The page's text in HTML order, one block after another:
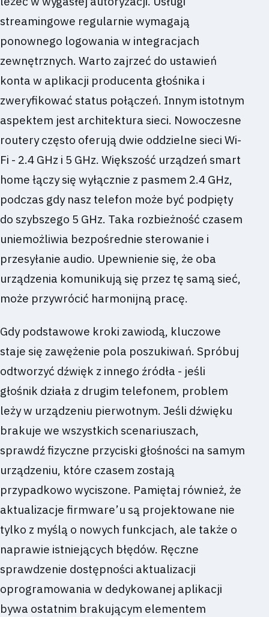
streamingowe regularnie wymagają
ponownego logowania w integracjach
zewnętrznych. Warto zajrzeć do ustawień
konta w aplikacji producenta głośnika i
zweryfikować status połączeń. Innym istotnym
aspektem jest architektura sieci. Nowoczesne
routery często oferują dwie oddzielne sieci Wi-
Fi - 2.4 GHz i 5 GHz. Większość urządzeń smart
home łączy się wyłącznie z pasmem 2.4 GHz,
podczas gdy nasz telefon może być podpięty
do szybszego 5 GHz. Taka rozbieżność czasem
uniemożliwia bezpośrednie sterowanie i
przesyłanie audio. Upewnienie się, że oba
urządzenia komunikują się przez tę samą sieć,
może przywrócić harmonijną pracę.
Gdy podstawowe kroki zawiodą, kluczowe
staje się zawężenie pola poszukiwań. Spróbuj
odtworzyć dźwięk z innego źródła - jeśli
głośnik działa z drugim telefonem, problem
leży w urządzeniu pierwotnym. Jeśli dźwięku
brakuje we wszystkich scenariuszach,
sprawdź fizyczne przyciski głośności na samym
urządzeniu, które czasem zostają
przypadkowo wyciszone. Pamiętaj również, że
aktualizacje firmware’u są projektowane nie
tylko z myślą o nowych funkcjach, ale także o
naprawie istniejących błędów. Ręczne
sprawdzenie dostępności aktualizacji
oprogramowania w dedykowanej aplikacji
bywa ostatnim brakującym elementem